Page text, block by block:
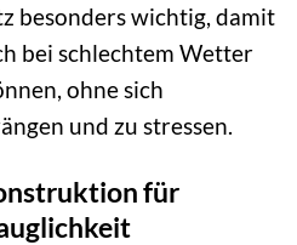
besonders wichtig, damit
bei schlechtem Wetter
ohne sich
und zu stressen.
für